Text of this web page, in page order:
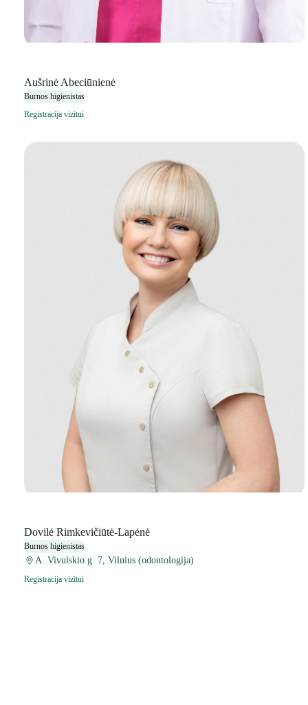
Aušrinė Abeciūnienė
Burnos higienistas
Registracija vizitui
Dovilė Rimkevičiūtė-Lapėnė
Burnos higienistas
A. Vivulskio g. 7, Vilnius (odontologija)
Registracija vizitui